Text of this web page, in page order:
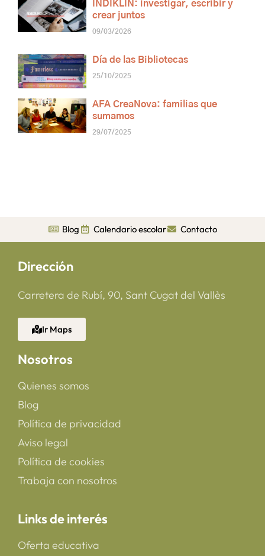
INDIKLIN: investigar, escribir y
crear juntos
09/03/2026
Día de las Bibliotecas
25/10/2025
AFA CreaNova: familias que
sumamos
29/07/2025
Blog Calendario escolar Contacto
Dirección
Carretera de Rubí, 90, Sant Cugat del Vallès
Ir Maps
Nosotros
Quienes somos
Blog
Política de privacidad
Aviso legal
Política de cookies
Trabaja con nosotros
Links de interés
Oferta educativa